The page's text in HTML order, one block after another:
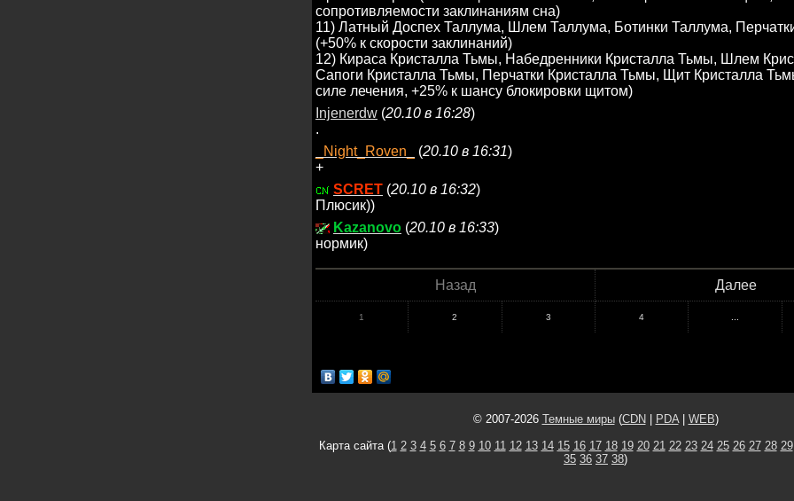
сопротивляемости заклинаниям сна)
11) Латный Доспех Таллума, Шлем Таллума, Ботинки Таллума,
(+50% к скорости заклинаний)
12) Кираса Кристалла Тьмы, Набедренники Кристалла Тьмы, Шлем
Сапоги Кристалла Тьмы, Перчатки Кристалла Тьмы, Щит Кристалла
силе лечения, +25% к шансу блокировки щитом)
Injenerdw (20.10 в 16:28)
.
_Night_Roven_
(20.10 в 16:31)
+
SCRET (20.10 в 16:32)
Плюсик))
Kazanovo (20.10 в 16:33)
нормик)
Назад Далее
1 2 3 4
© 2007-2026 Темные миры(CDN PDA| WEB)
Карта сайта (1 2 3 4 5 6 7 8 9 10 11 12 13 14 15 16 17 18 19 20 21 22 23 24 25 26 27 28 29
35 36 37 38)